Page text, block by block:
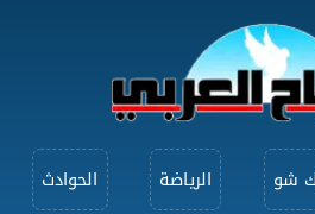
شو الرياضة الحوادث